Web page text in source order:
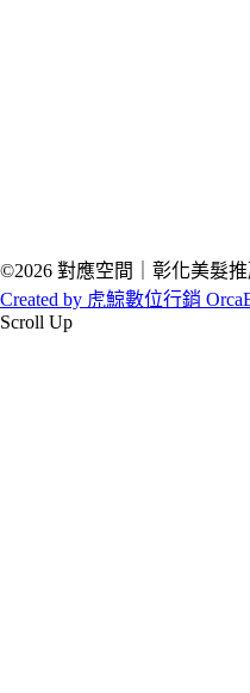
©2026 對應空間｜彰化美髮
Created by 虎鯨數位行銷
Scroll Up